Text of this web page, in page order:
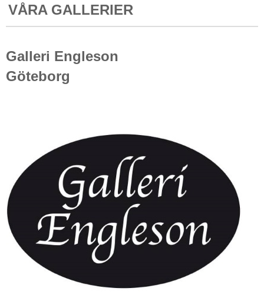
VÅRA GALLERIER
Galleri Engleson
Göteborg